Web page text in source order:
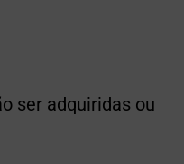
ser adquiridas ou